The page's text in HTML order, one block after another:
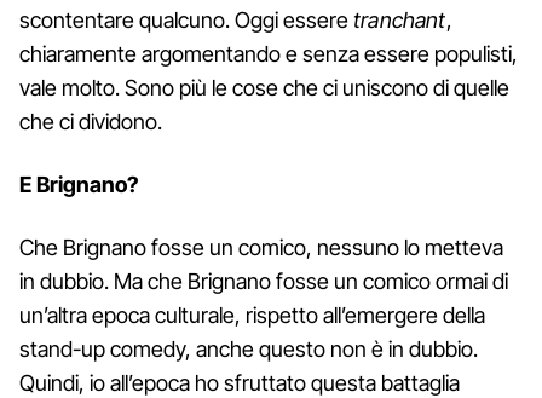
scontentare qualcuno. Oggi esseretranchant,
chiaramente argomentando e senza essere populisti,
vale molto. Sono più le cose che ci uniscono di quelle
che ci dividono.
E Brignano?
Che Brignano fosse un comico, nessuno lo metteva
in dubbio. Ma che Brignano fosse un comico ormai di
un’altra epoca culturale, rispetto all’emergere della
stand-up comedy, anche questo non è in dubbio.
Quindi, io all’epoca ho sfruttato questa battaglia